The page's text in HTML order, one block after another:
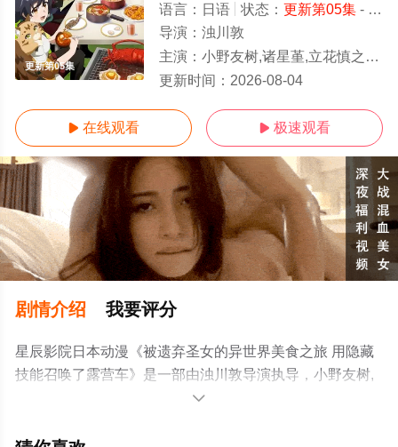
更新第05集
语言： 日语 状态： 更新第05集- 免费在线观看
导演： 浊川敦
主演： 小野友树,诸星堇,立花慎之介,田村由香里,山本兼平,千叶翔也,本渡枫,德井青空
更新时间： 2026-08-04
 在线观看  极速观看
剧情介绍 我要评分
星辰影院日本动漫《被遗弃圣女的异世界美食之旅 用隐藏
技能召唤了露营车》是一部由浊川敦导演执导，小野友树,
诸星堇,立花慎之介,田村由香里,山本兼平,千叶翔也,本渡枫,
无删减完整版动漫全集就上星辰影视，更多相关信息可移
